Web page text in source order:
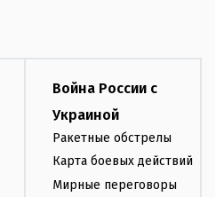
Война России с
Украиной
Ракетные обстрелы
Карта боевых действий
Мирные переговоры